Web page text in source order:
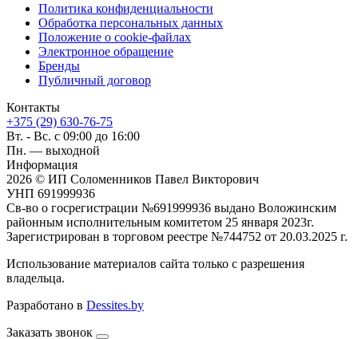
Политика конфиденциальности
Обработка персональных данных
Положение о cookie-файлах
Электронное обращение
Бренды
Публичный договор
Контакты
+375 (29) 630-76-75
Вт. - Вс. с 09:00 до 16:00
Пн. — выходной
Информация
2026 © ИП Соломенников Павел Викторович
УНП 691999936
Св-во о госрегистрации №691999936 выдано Воложинским
районным исполнительным комитетом 25 января 2023г.
Зарегистрирован в торговом реестре №744752 от 20.03.2025 г.
Использование материалов сайта только с разрешения
владельца.
Разработано в Dessites.by
Заказать звонок